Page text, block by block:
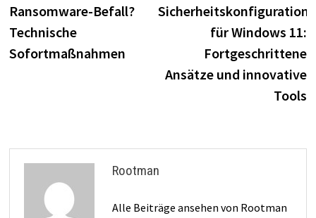
Ransomware-Befall?
Technische
Sofortmaßnahmen
für Windows 11:
Fortgeschrittene
Ansätze und innovative
Tools
Rootman
Alle Beiträge ansehen von Rootman